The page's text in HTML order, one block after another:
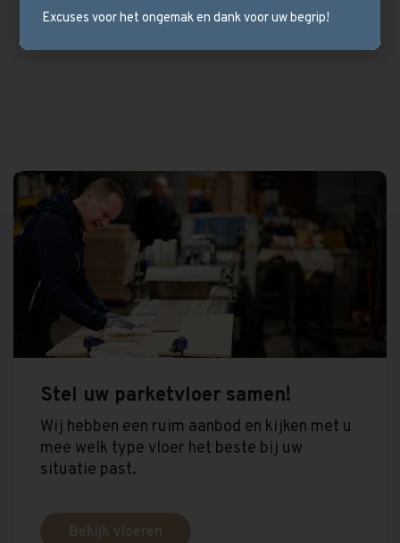
droombank te creëren.
Stel uw parketvloer samen!
Wij hebben een ruim aanbod en kijken met u
mee welk type vloer het beste bij uw
situatie past.
Bekijk vloeren
Excuses voor het ongemak en dank voor uw begrip!